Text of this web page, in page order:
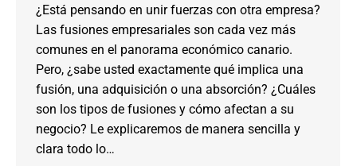
¿Está pensando en unir fuerzas con otra empresa?
Las fusiones empresariales son cada vez más
comunes en el panorama económico canario.
Pero, ¿sabe usted exactamente qué implica una
fusión, una adquisición o una absorción? ¿Cuáles
son los tipos de fusiones y cómo afectan a su
negocio? Le explicaremos de manera sencilla y
clara todo lo…